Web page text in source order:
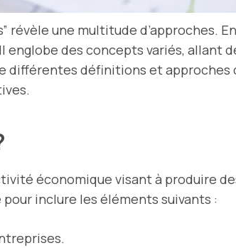
révèle une multitude d’approches.
englobe des concepts variés, allant
définitions et approches
économique visant à produire
inclure les éléments suivants :